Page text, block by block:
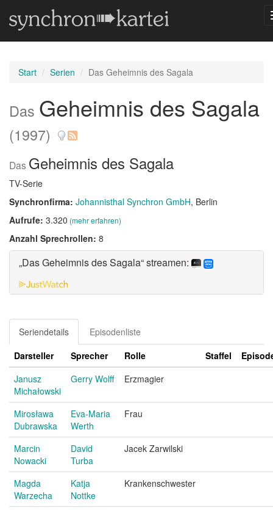
Start Serien Das Geheimnis des Sagala
Das Geheimnis des Sagala
(1997)
Das Geheimnis des Sagala
TV-Serie
Synchronfirma: Johannisthal Synchron GmbH, Berlin
Aufrufe: 3.320 (mehr erfahren)
Anzahl Sprechrollen: 8
„Das Geheimnis des Sagala“ streamen:
Seriendetails
Episodenliste
Darsteller
Sprecher Rolle Staffel
Janusz
Michałowski
Gerry Wolff Erzmagier
Mirosława
Dubrawska
Eva-Maria
Werth
Frau
Marcin
Nowacki
David
Turba
Jacek Zarwilski
Magda
Warzecha
Katja
Nottke
Krankenschwester